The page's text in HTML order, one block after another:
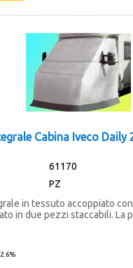
Cabina Iveco Daily
61170
PZ
in tessuto accoppiato
in due pezzi staccabili. La